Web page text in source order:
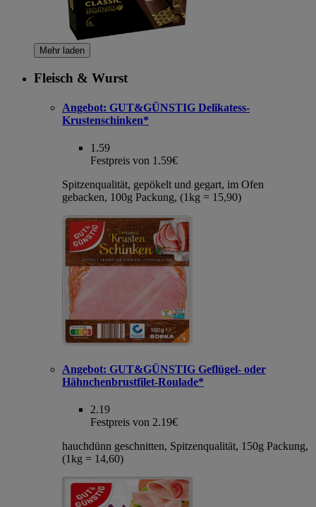
Mehr laden
Fleisch & Wurst
Angebot: GUT&GÜNSTIG Delikatess-
Krustenschinken*
1.59
Festpreis von 1.59€
Spitzenqualität, gepökelt und gegart, im Ofen
gebacken, 100g Packung, (1kg = 15,90)
Angebot: GUT&GÜNSTIG Geflügel- oder
Hähnchenbrustfilet-Roulade*
2.19
Festpreis von 2.19€
hauchdünn geschnitten, Spitzenqualität, 150g Packung,
(1kg = 14,60)